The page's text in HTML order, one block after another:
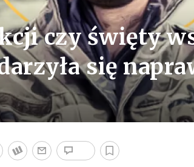
czy święty
się